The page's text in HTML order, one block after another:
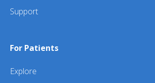
Support
For Patients
Explore